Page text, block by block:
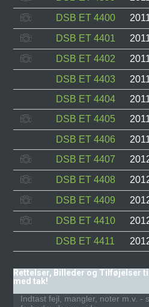
DSB ET 4400
DSB ET 4401
DSB ET 4402
DSB ET 4403
DSB ET 4404
DSB ET 4405
DSB ET 4406
DSB ET 4407
DSB ET 4408
DSB ET 4409
DSB ET 4410
DSB ET 4411
Rettelser, Billeder og Tilføjelser
med tak!